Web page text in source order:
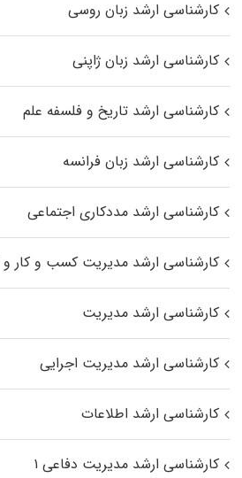
کارشناسی ارشد زبان روسی
کارشناسی ارشد زبان ژاپنی
کارشناسی ارشد تاریخ و فلسفه علم
کارشناسی ارشد زبان فرانسه
کارشناسی ارشد مددکاری اجتماعی
کارشناسی ارشد مدیریت کسب و کار و
کارشناسی ارشد مدیریت
کارشناسی ارشد مدیریت اجرایی
کارشناسی ارشد اطلاعات
کارشناسی ارشد مدیریت دفاعی ۱